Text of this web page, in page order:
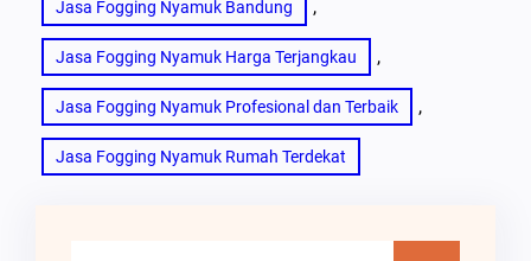
Jasa Fogging Nyamuk Bandung ,
Jasa Fogging Nyamuk Harga Terjangkau ,
Jasa Fogging Nyamuk Profesional dan Terbaik ,
Jasa Fogging Nyamuk Rumah Terdekat